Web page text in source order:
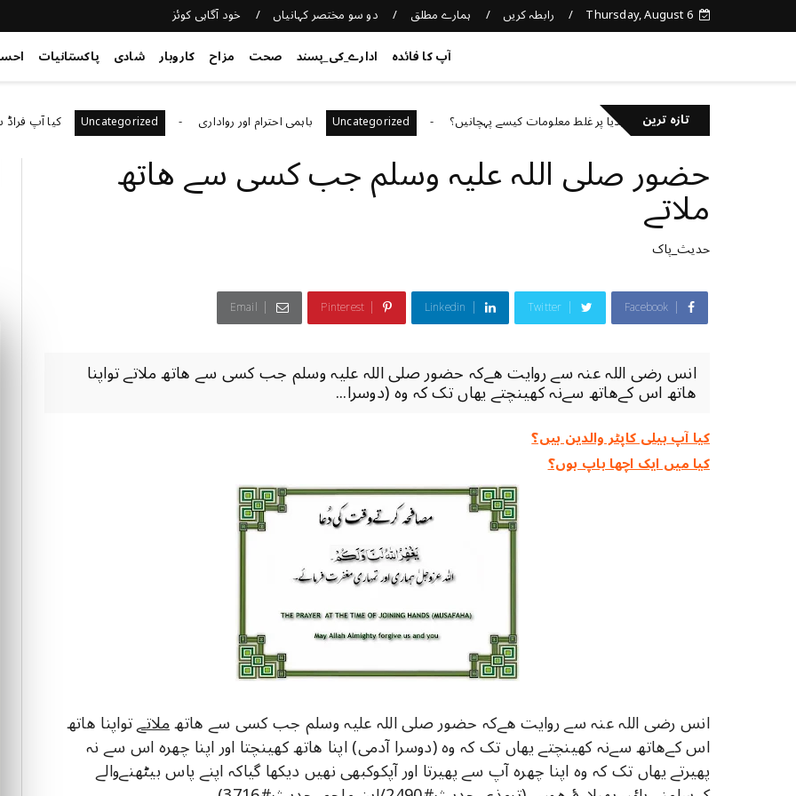
Thursday, August 6 رابطہ کریں ہمارے مطلق دو سو مختصر کہانیاں خود آگاہی کوئز
آپ کا فائدہ ادارے_کی_پسند صحت مزاح کاروبار شادی پاکستانیات
تازہ ترین
سوشل میڈیا پر غلط معلومات کیسے پہچانیں؟ Uncategorized باہمی احترام اور رواداری Uncategorized کیا آپ فراڈ سے بچ
حضور ‎صلی اللہ علیہ وسلم جب کسی سے ھاتھ
ملاتے
حدیث_پاک
Facebook
Twitter
Linkedin
Pinterest
Email
انس رضی اللہ عنہ سے‎ ‎روایت ھےکہ حضور‎ ‎صلی اللہ علیہ وسلم جب کسی سے ھاتھ ملاتے تواپنا
ھاتھ اس کےھاتھ سےنہ کھینچتے یھاں تک کہ وہ (دوسرا...
کیا آپ ہیلی کاپٹر والدین ہیں؟
کیا میں ایک اچھا باپ ہوں؟
انس رضی اللہ عنہ سے‎ ‎روایت ھےکہ حضور‎ ‎صلی اللہ علیہ وسلم جب کسی سے ھاتھ ملاتےتواپنا ھاتھ
اس کےھاتھ سےنہ کھینچتے یھاں تک کہ وہ (دوسرا آدمی) اپنا‎ ‎ھاتھ کھینچتا اور اپنا چھرہ اس سے نہ
پھیرتے یھاں تک کہ وہ اپنا‎ ‎چھرہ آپ سے پھیرتا اور آپکوکبھی نھیں دیکھا‎ ‎گیاکہ اپنے پاس بیٹھنےوالے